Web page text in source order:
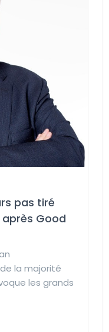
pas tiré
Good
la majorité
les grands